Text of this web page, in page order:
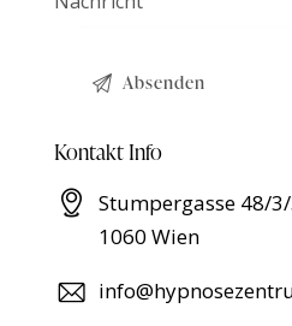
Kontakt Info
Stumpergasse 48/
1060 Wien